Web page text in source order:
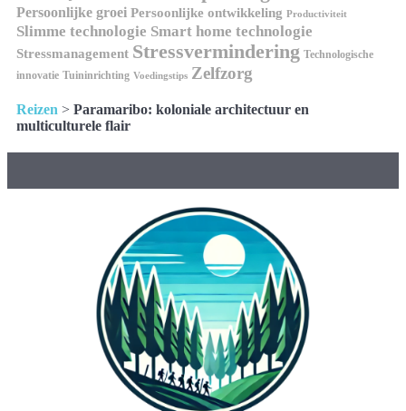
Persoonlijke groei Persoonlijke ontwikkeling Productiviteit
Slimme technologie Smart home technologie
Stressmanagement Stressvermindering Technologische
innovatie Tuininrichting Voedingstips Zelfzorg
Reizen > Paramaribo: koloniale architectuur en
multiculturele flair